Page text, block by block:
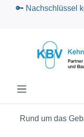
Zum Hauptinhalt
🔑 Nachschlüssel
Rund um das